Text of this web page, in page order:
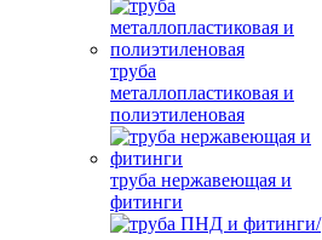
труба
металлопластиковая и
полиэтиленовая
труба нержавеющая и
фитинги